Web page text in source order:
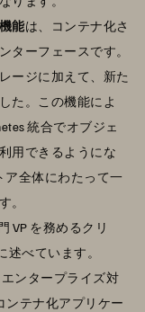
能は、コンテナ化さ
ターフェースです。
ージに加えて、新た
た。この機能によ
統合でオブジェ
用できるようにな
ア全体にわたって一
。
VP を務めるクリ
述べています。
エンタープライズ対
ンテナ化アプリケー